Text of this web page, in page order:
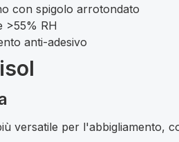
con spigolo arrotondato
>55% RH
anti-adesivo
versatile per l'abbigliamento,